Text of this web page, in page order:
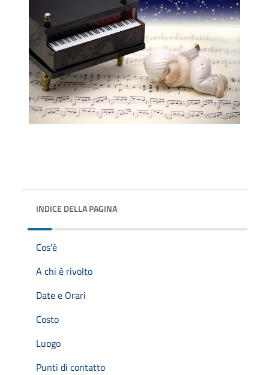
INDICE DELLA PAGINA
Cos'è
A chi è rivolto
Date e Orari
Costo
Luogo
Punti di contatto